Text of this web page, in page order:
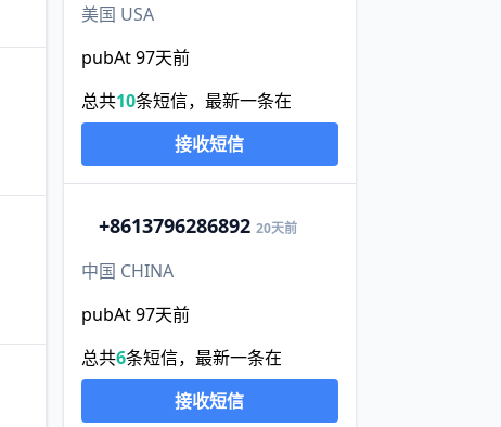
美国 USA
pubAt 97天前
总共10条短信，最新一条在
接收短信
+8613796286892 20天前
中国 CHINA
pubAt 97天前
总共6条短信，最新一条在
接收短信